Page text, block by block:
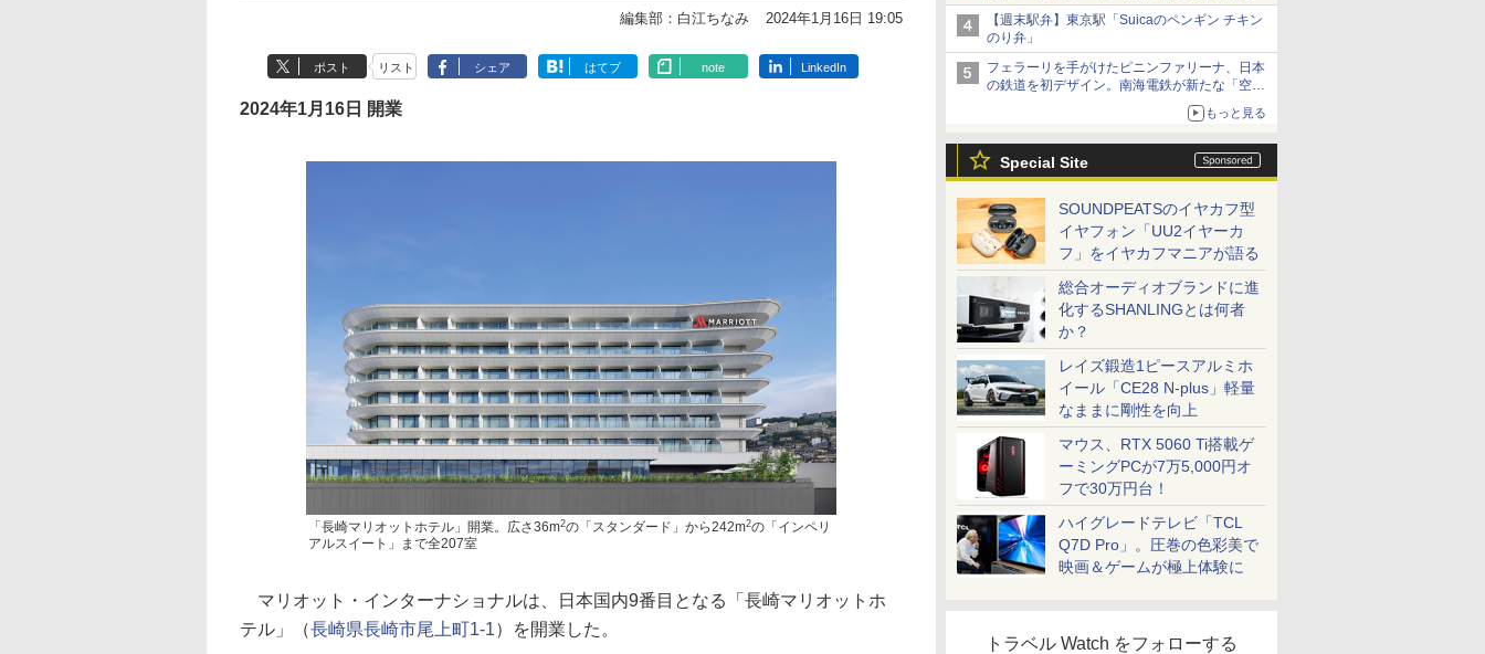
ねっと限定
【週末駅弁】東京駅「Suicaのペンギン チキン
のり弁」
フェラーリを手がけたピニンファリーナ、日本
の鉄道を初デザイン。南海電鉄が新たな「空港
もっと見る
Special Site
SOUNDPEATSのイヤカフ型
イヤフォン「UU2イヤーカ
フ」をイヤカフマニアが語る
総合オーディオブランドに進
化するSHANLINGとは何者
か？
レイズ鍛造1ピースアルミホ
イール「CE28 N-plus」軽量
なままに剛性を向上
マウス、RTX 5060 Ti搭載ゲ
ーミングPCが7万5,000円オ
フで30万円台！
ハイグレードテレビ「TCL
Q7D Pro」。圧巻の色彩美で
映画＆ゲームが極上体験に
トラベル Watch をフォローする
編集部：白江ちなみ 2024年1月16日 19:05
ポスト リスト シェア はてブ note LinkedIn
2024年1月16日 開業
「長崎マリオットホテル」開業。広さ36m2の「スタンダード」から242m2の「インペリ
アルスイート」まで全207室
マリオット・インターナショナルは、日本国内9番目となる「長崎マリオットホ
テル」（長崎県長崎市尾上町1-1）を開業した。